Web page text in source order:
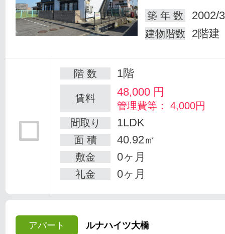
築 年 数
2002/
建物階数 2階建
階 数 1階
賃料 48,000 円
管理費等： 4,000円
間取り
1LDK
面 積 40.92㎡
敷金 0ヶ月
礼金 0ヶ月
アパート ルナハイツ大橋